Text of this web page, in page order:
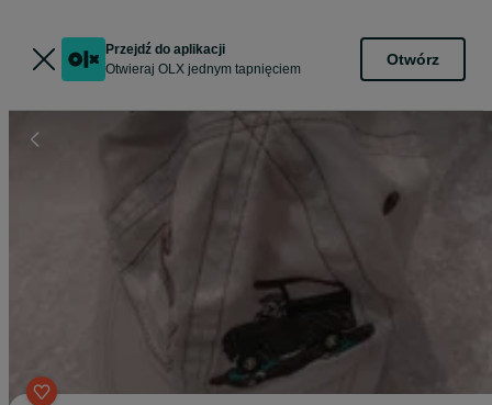
Przejdź do aplikacji
Otwieraj OLX jednym tapnięciem
Otwórz